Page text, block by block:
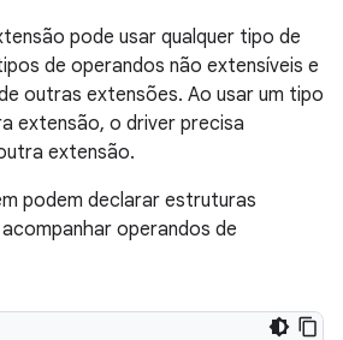
pode usar qualquer tipo de
de operandos não extensíveis e
outras extensões. Ao usar um tipo
extensão, o driver precisa
extensão.
podem declarar estruturas
operandos de